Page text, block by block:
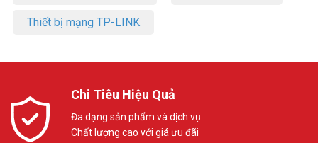
Thiết bị mạng TP-LINK
Chi Tiêu Hiệu Quả
Đa dạng sản phẩm và dịch vụ
Chất lượng cao với giá ưu đãi